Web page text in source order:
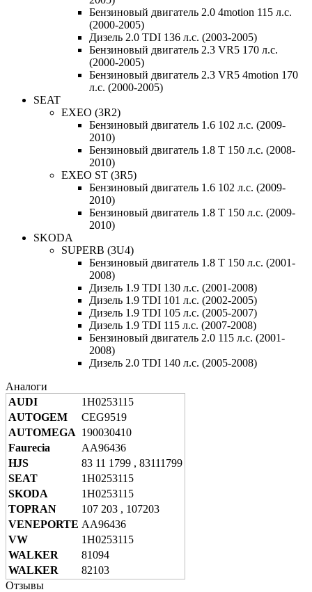
Бензиновый двигатель 2.0 4motion 115 л.с.
(2000-2005)
Дизель 2.0 TDI 136 л.с. (2003-2005)
Бензиновый двигатель 2.3 VR5 170 л.с.
(2000-2005)
Бензиновый двигатель 2.3 VR5 4motion 170
л.с. (2000-2005)
SEAT
EXEO (3R2)
Бензиновый двигатель 1.6 102 л.с. (2009-
2010)
Бензиновый двигатель 1.8 T 150 л.с. (2008-
2010)
EXEO ST (3R5)
Бензиновый двигатель 1.6 102 л.с. (2009-
2010)
Бензиновый двигатель 1.8 T 150 л.с. (2009-
2010)
SKODA
SUPERB (3U4)
Бензиновый двигатель 1.8 T 150 л.с. (2001-
2008)
Дизель 1.9 TDI 130 л.с. (2001-2008)
Дизель 1.9 TDI 101 л.с. (2002-2005)
Дизель 1.9 TDI 105 л.с. (2005-2007)
Дизель 1.9 TDI 115 л.с. (2007-2008)
Бензиновый двигатель 2.0 115 л.с. (2001-
2008)
Дизель 2.0 TDI 140 л.с. (2005-2008)
Аналоги
AUDI
1H0253115
AUTOGEM
CEG9519
AUTOMEGA 190030410
Faurecia
AA96436
HJS
83 11 1799 , 83111799
SEAT
1H0253115
SKODA
1H0253115
TOPRAN
107 203 , 107203
VENEPORTE AA96436
VW
1H0253115
WALKER
81094
WALKER
82103
Отзывы